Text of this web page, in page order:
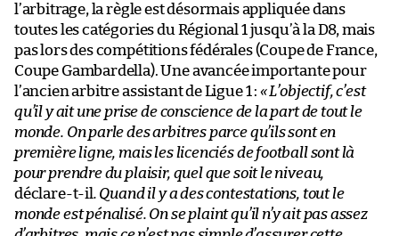
l’arbitrage, la règle est désormais appliquée dans
toutes les catégories du Régional 1 jusqu’à la D8, mais
pas lors des compétitions fédérales (Coupe de France,
Coupe Gambardella). Une avancée importante pour
l’ancien arbitre assistant de Ligue 1 : « L’objectif, c’est
qu’il y ait une prise de conscience de la part de tout le
monde. On parle des arbitres parce qu’ils sont en
première ligne, mais les licenciés de football sont là
pour prendre du plaisir, quel que soit le niveau,
déclare-t-il. Quand il y a des contestations, tout le
monde est pénalisé. On se plaint qu’il n’y ait pas assez